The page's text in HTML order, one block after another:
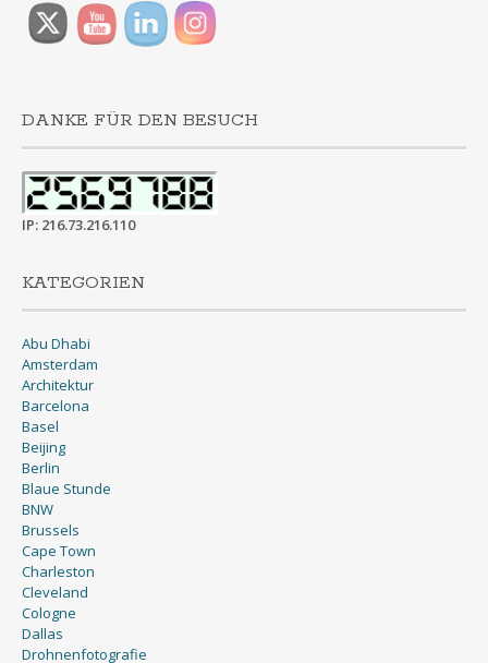
DANKE FÜR DEN BESUCH
IP: 216.73.216.110
KATEGORIEN
Abu Dhabi
Amsterdam
Architektur
Barcelona
Basel
Beijing
Berlin
Blaue Stunde
BNW
Brussels
Cape Town
Charleston
Cleveland
Cologne
Dallas
Drohnenfotografie